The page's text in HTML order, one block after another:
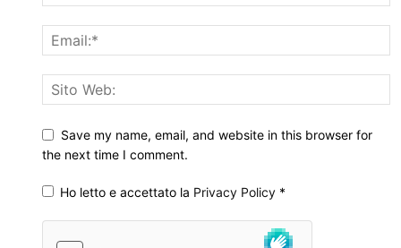
Save my name, email, and website in this browser for
the next time I comment.
Ho letto e accettato la Privacy Policy *